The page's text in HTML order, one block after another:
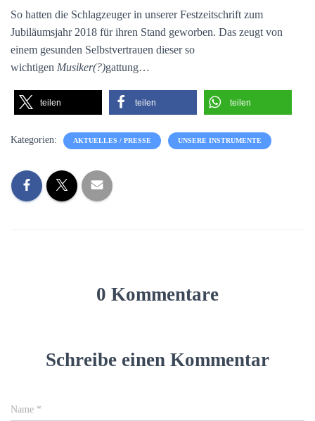
So hatten die Schlagzeuger in unserer Festzeitschrift zum
Jubiläumsjahr 2018 für ihren Stand geworben. Das zeugt von
einem gesunden Selbstvertrauen dieserso
wichtigen Musiker(?)gattung…
teilen teilen teilen
Kategorien: AKTUELLES / PRESSE UNSERE INSTRUMENTE
0 Kommentare
Schreibe einen Kommentar
Name *